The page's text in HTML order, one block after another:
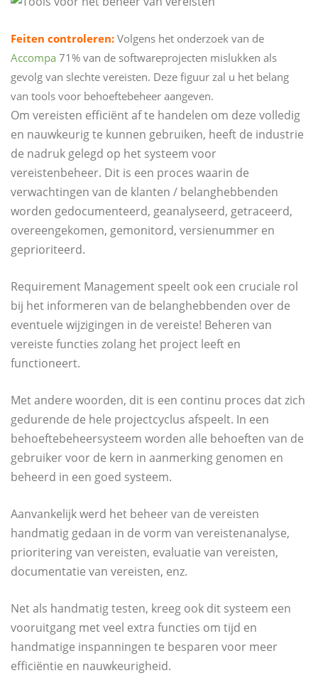
Feiten controleren: Volgens het onderzoek van de
Accompa 71% van de softwareprojecten mislukken als
gevolg van slechte vereisten. Deze figuur zal u het belang
van tools voor behoeftebeheer aangeven.
Om vereisten efficiënt af te handelen om deze volledig
en nauwkeurig te kunnen gebruiken, heeft de industrie
de nadruk gelegd op het systeem voor
vereistenbeheer. Dit is een proces waarin de
verwachtingen van de klanten / belanghebbenden
worden gedocumenteerd, geanalyseerd, getraceerd,
overeengekomen, gemonitord, versienummer en
geprioriteerd.
Requirement Management speelt ook een cruciale rol
bij het informeren van de belanghebbenden over de
eventuele wijzigingen in de vereiste! Beheren van
vereiste functies zolang het project leeft en
functioneert.
Met andere woorden, dit is een continu proces dat zich
gedurende de hele projectcyclus afspeelt. In een
behoeftebeheersysteem worden alle behoeften van de
gebruiker voor de kern in aanmerking genomen en
beheerd in een goed systeem.
Aanvankelijk werd het beheer van de vereisten
handmatig gedaan in de vorm van vereistenanalyse,
prioritering van vereisten, evaluatie van vereisten,
documentatie van vereisten, enz.
Net als handmatig testen, kreeg ook dit systeem een ​​
vooruitgang met veel extra functies om tijd en
handmatige inspanningen te besparen voor meer
efficiëntie en nauwkeurigheid.